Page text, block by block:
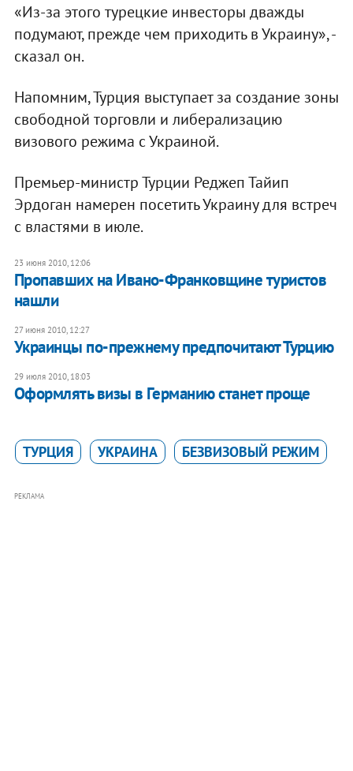
«Из-за этого турецкие инвесторы дважды
подумают, прежде чем приходить в Украину», -
сказал он.
Напомним, Турция выступает за создание зоны
свободной торговли и либерализацию
визового режима с Украиной.
Премьер-министр Турции Реджеп Тайип
Эрдоган намерен посетить Украину для встреч
с властями в июле.
23 июня 2010, 12:06
Пропавших на Ивано-Франковщине туристов
нашли
27 июня 2010, 12:27
Украинцы по-прежнему предпочитают Турцию
29 июля 2010, 18:03
Оформлять визы в Германию станет проще
ТУРЦИЯ УКРАИНА БЕЗВИЗОВЫЙ РЕЖИМ
РЕКЛАМА